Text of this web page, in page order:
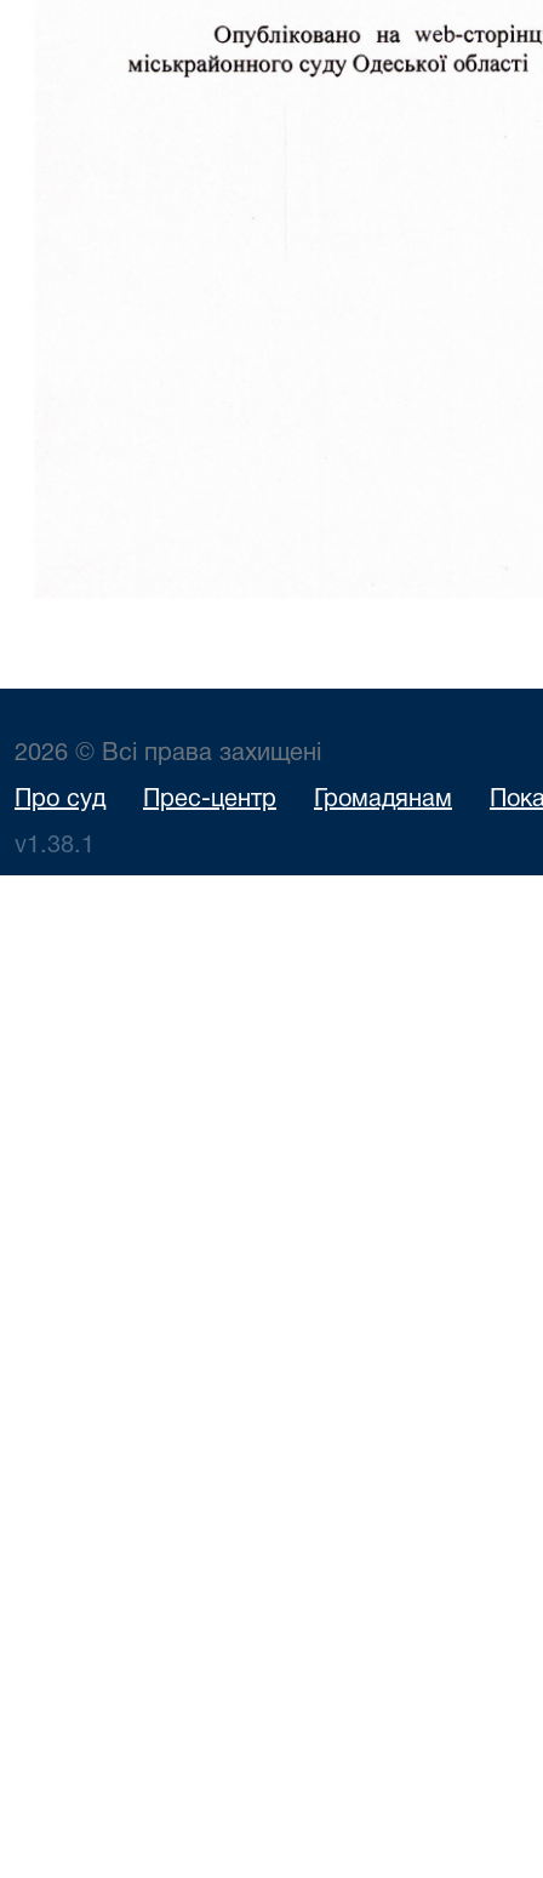
2026 © Всі права захищені
Про суд Прес-центр Громадянам
v1.38.1